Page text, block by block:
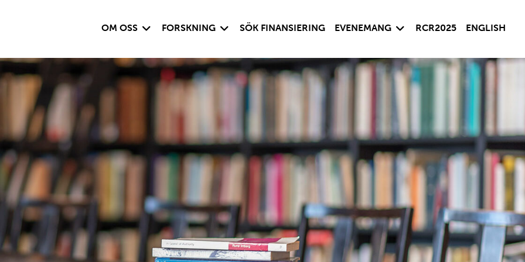
OM OSS Visa undersida
FORSKNING Visa undersida
SÖK FINANSIERING EVENEMANG Visa undersida
RCR2025 ENGLISH